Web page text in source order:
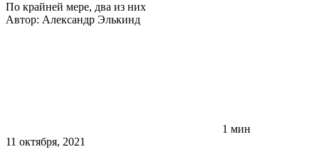
По крайней мере, два из них
Автор: Александр Элькинд
1 мин
11 октября, 2021